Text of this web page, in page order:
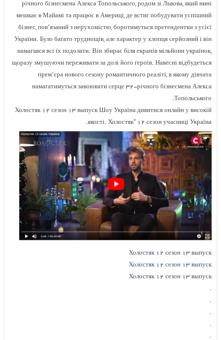
річного бізнесмена Алекса Топольського, родом зі Львова, який нині
мешкає в Майамі та працює в Америці, де встиг побудувати успішний
бізнес, пов’язаний з нерухомістю, боротимуться претендентки з усієї
України. Було багато труднощів, але характер у хлопця серйозний і він
намагався всі їх подолати. Він збирає біля екранів мільйони українок,
щоразу змушуючи переживати за долі його героїв. Навесні відбудеться
прем’єра нового сезону романтичного реаліті, в якому дівчата
намагатимуться завоювати серце ۳۲-річного бізнесмена Алекса
Топольського.
Холостяк ۱۲ сезон ۱۳ выпуск Шоу Україна дивитися онлайн у високій
якості. Холостяк” ۱۲ сезон учасниці Україна.
Холостяк ۱۲ сезон ۱۳ выпуск
Холостяк ۱۲ сезон ۱۳ выпуск
Холостяк ۱۲ сезон ۱۳ выпуск
.
.
.
.
.